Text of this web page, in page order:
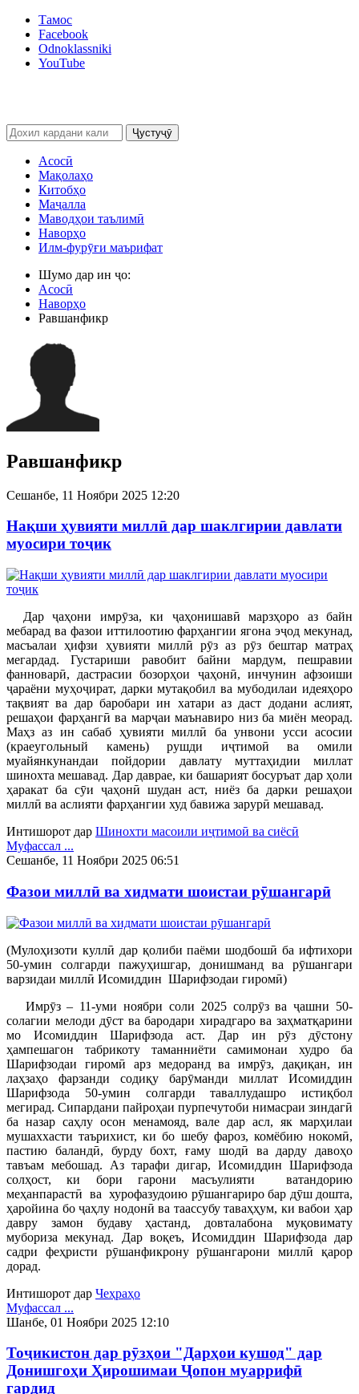
Тамос
Facebook
Odnoklassniki
YouTube
Ҷустуҷӯ
Асосӣ
Мақолаҳо
Китобҳо
Маҷалла
Маводҳои таълимӣ
Наворҳо
Илм-фурӯғи маърифат
Шумо дар ин ҷо:
Асосӣ
Наворҳо
Равшанфикр
Равшанфикр
Сешанбе, 11 Ноябри 2025 12:20
Нақши ҳувияти миллӣ дар шаклгирии давлати
муосири тоҷик
Дар ҷаҳони имрӯза, ки ҷаҳонишавӣ марзҳоро аз байн
мебарад ва фазои иттилоотию фарҳангии ягона эҷод мекунад,
масъалаи ҳифзи ҳувияти миллӣ рӯз аз рӯз бештар матраҳ
мегардад. Густариши равобит байни мардум, пешравии
фанноварӣ, дастрасии бозорҳои ҷаҳонӣ, инчунин афзоиши
ҷараёни муҳоҷират, дарки мутақобил ва мубодилаи идеяҳоро
тақвият ва дар баробари ин хатари аз даст додани аслият,
решаҳои фарҳангӣ ва марҷаи маънавиро низ ба миён меорад.
Маҳз аз ин сабаб ҳувияти миллӣ ба унвони усси асосии
(краеугольный камень) рушди иҷтимоӣ ва омили
муайянкунандаи пойдории давлату муттаҳидии миллат
шинохта мешавад. Дар даврае, ки башарият босуръат дар ҳоли
ҳаракат ба сӯи ҷаҳонӣ шудан аст, ниёз ба дарки решаҳои
миллӣ ва аслияти фарҳангии худ бавижа зарурӣ мешавад.
Интишорот дар Шинохти масоили иҷтимоӣ ва сиёсӣ
Муфассал ...
Сешанбе, 11 Ноябри 2025 06:51
Фазои миллӣ ва хидмати шоистаи рӯшангарӣ
(Мулоҳизоти куллӣ дар қолиби паёми шодбошӣ ба ифтихори
50-умин солгарди пажуҳишгар, донишманд ва рӯшангари
варзидаи миллӣ Исомиддин Шарифзодаи гиромӣ)
Имрӯз – 11-уми ноябри соли 2025 солрӯз ва ҷашни 50-
солагии мелоди дӯст ва бародари хирадгаро ва заҳматқарини
мо Исомиддин Шарифзода аст. Дар ин рӯз дӯстону
ҳампешагон табрикоту таманниёти самимонаи худро ба
Шарифзодаи гиромӣ арз медоранд ва имрӯз, дақиқан, ин
лаҳзаҳо фарзанди содиқу барӯманди миллат Исомиддин
Шарифзода 50-умин солгарди таваллудашро истиқбол
мегирад. Сипардани пайроҳаи пурпечутоби нимасраи зиндагӣ
ба назар саҳлу осон менамояд, вале дар асл, як марҳилаи
мушаххасти таърихист, ки бо шебу фароз, комёбию нокомӣ,
пастию баландӣ, бурду бохт, ғаму шодӣ ва дарду давоҳо
тавъам мебошад. Аз тарафи дигар, Исомиддин Шарифзода
солҳост, ки бори гарони масъулияти ватандорию
меҳанпарастӣ ва хурофазудоию рӯшангариро бар дӯш дошта,
ҳаройина бо ҷаҳлу нодонӣ ва таассубу таваҳҳум, ки вабои ҳар
давру замон будаву ҳастанд, довталабона муқовимату
мубориза мекунад. Дар воқеъ, Исомиддин Шарифзода дар
садри феҳристи рӯшанфикрону рӯшангарони миллӣ қарор
дорад.
Интишорот дар Чеҳраҳо
Муфассал ...
Шанбе, 01 Ноябри 2025 12:10
Тоҷикистон дар рӯзҳои "Дарҳои кушод" дар
Донишгоҳи Ҳирошимаи Ҷопон муаррифӣ
гардид